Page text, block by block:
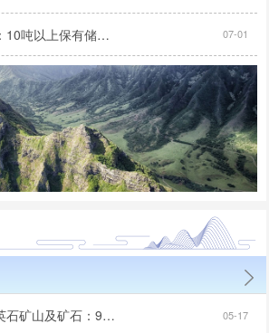
全球求购金矿资源：10吨以上保有储量，无抵押无负债，30亿投资规模... 07-01
紧急求购高纯度石英石矿山及矿石：99.95%二氧化硅含量... 05-17